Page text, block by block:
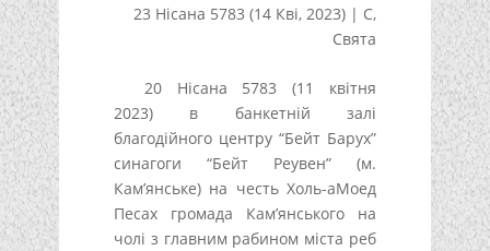
23 Нісана 5783 (14 Кві, 2023) | С,
Свята
20 Нісана 5783 (11 квітня
2023) в банкетній залі
благодійного центру “Бейт Барух”
синагоги “Бейт Реувен” (м.
Кам’янське) на честь Холь-аМоед
Песах громада Кам’янського на
чолі з главним рабином міста реб